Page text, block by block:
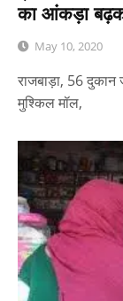
का आंकड़ा
May 10, 2020
राजबाड़ा, 56
मुश्किल मॉल,